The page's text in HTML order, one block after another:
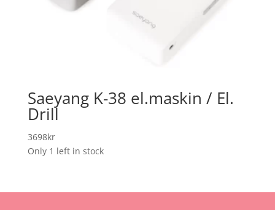
Saeyang K-38 el.maskin / El.
Drill
3698kr
Only 1 left in stock